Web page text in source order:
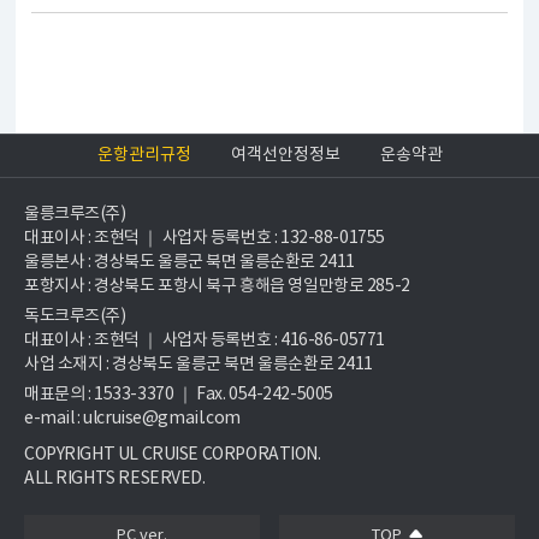
운항관리규정 여객선안정정보 운송약관
울릉크루즈(주)
대표이사 : 조현덕 ｜ 사업자 등록번호 : 132-88-01755
울릉본사 : 경상북도 울릉군 북면 울릉순환로 2411
포항지사 : 경상북도 포항시 북구 흥해읍 영일만항로 285-2
독도크루즈(주)
대표이사 : 조현덕 ｜ 사업자 등록번호 : 416-86-05771
사업 소재지 : 경상북도 울릉군 북면 울릉순환로 2411
매표문의 : 1533-3370 ｜ Fax. 054-242-5005
e-mail : ulcruise@gmail.com
COPYRIGHT UL CRUISE CORPORATION.
ALL RIGHTS RESERVED.